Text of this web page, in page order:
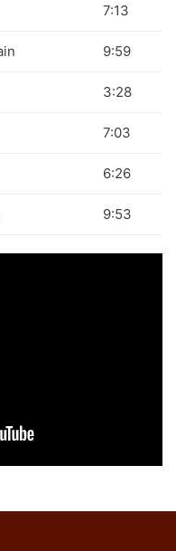
Discos
7:13
9:59
3:28
7:03
6:26
9:53